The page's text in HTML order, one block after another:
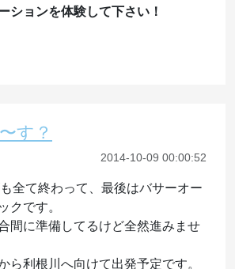
ションを体験して下さい！
す？
2014-10-09 00:00:52
全て終わって、最後はバサーオー
クです。
間に準備してるけど全然進みませ
ら利根川へ向けて出発予定です。